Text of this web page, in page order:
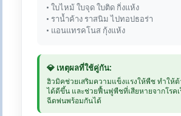
• ใบไหม้ ใบจุด ใบติด กิ่งแห้ง
• ราน้ำค้าง ราสนิม ไปทอปธอร่า
• แอนแทรคโนส กุ้งแห้ง
💎 เหตุผลที่ใช้คู่กัน:
ฮิวมิคช่วยเสริมความแข็งแรงให้พืช ทำให้
ได้ดีขึ้น และช่วยฟื้นฟูพืชที่เสียหายจากโรคเ
ฉีดพ่นพร้อมกันได้